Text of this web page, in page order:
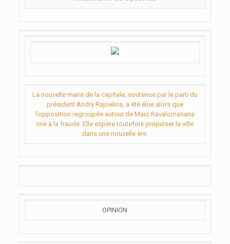
La nouvelle maire de la capitale, soutenue par le parti du
président Andry Rajoelina, a été élue alors que
l’opposition regroupée autour de Marc Ravalomanana
crie à la fraude. Elle espère toutefois propulser la ville
dans une nouvelle ère.
OPINION